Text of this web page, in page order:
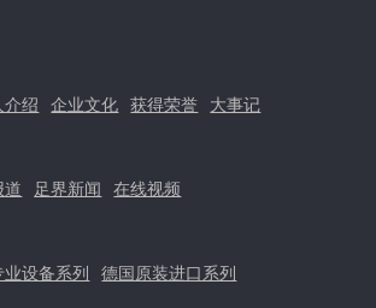
介绍 企业文化 获得荣誉 大事记
道 足界新闻 在线视频
业设备系列 德国原装进口系列